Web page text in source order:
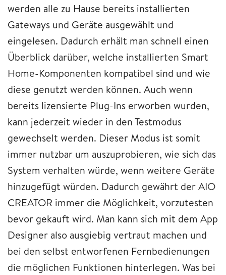
werden alle zu Hause bereits installierten
Gateways und Geräte ausgewählt und
eingelesen. Dadurch erhält man schnell einen
Überblick darüber, welche installierten Smart
Home-Komponenten kompatibel sind und wie
diese genutzt werden können. Auch wenn
bereits lizensierte Plug-Ins erworben wurden,
kann jederzeit wieder in den Testmodus
gewechselt werden. Dieser Modus ist somit
immer nutzbar um auszuprobieren, wie sich das
System verhalten würde, wenn weitere Geräte
hinzugefügt würden. Dadurch gewährt der AIO
CREATOR immer die Möglichkeit, vorzutesten
bevor gekauft wird. Man kann sich mit dem App
Designer also ausgiebig vertraut machen und
bei den selbst entworfenen Fernbedienungen
die möglichen Funktionen hinterlegen. Was bei